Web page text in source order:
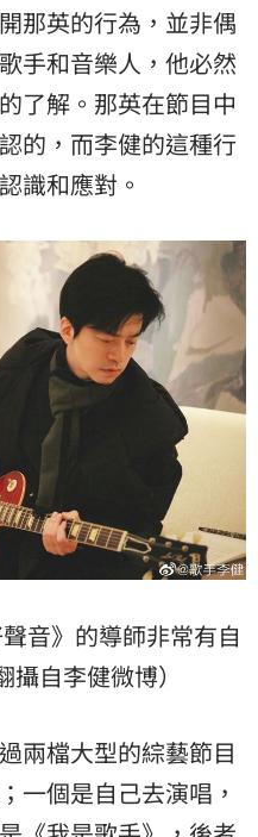
那英的行為，並非偶
手和音樂人，他必然
了解。那英在節目中
的，而李健的這種行
識和應對。
音》的導師非常有自
自李健微博）
兩檔大型的綜藝節目
一個是自己去演唱，